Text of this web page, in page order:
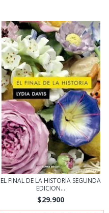
EL FINAL DE LA HISTORIA SEGUNDA
EDICION...
$29.900